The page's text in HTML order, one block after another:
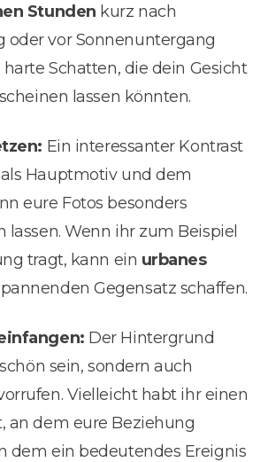
Stunden kurz nach
oder vor Sonnenuntergang
Schatten, die dein Gesicht
lassen könnten.
Ein interessanter Kontrast
Hauptmotiv und dem
eure Fotos besonders
lassen. Wenn ihr zum Beispiel
tragt, kann ein urbanes
Gegensatz schaffen.
Der Hintergrund
sein, sondern auch
Vielleicht habt ihr einen
an dem eure Beziehung
dem ein bedeutendes Ereignis